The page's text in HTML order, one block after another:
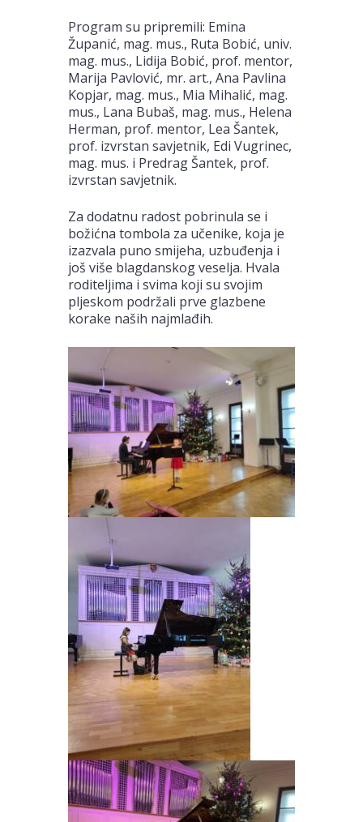
Program su pripremili: Emina
Županić, mag. mus., Ruta Bobić, univ.
mag. mus., Lidija Bobić, prof. mentor,
Marija Pavlović, mr. art., Ana Pavlina
Kopjar, mag. mus., Mia Mihalić, mag.
mus., Lana Bubaš, mag. mus., Helena
Herman, prof. mentor, Lea Šantek,
prof. izvrstan savjetnik, Edi Vugrinec,
mag. mus. i Predrag Šantek, prof.
izvrstan savjetnik.
Za dodatnu radost pobrinula se i
božićna tombola za učenike, koja je
izazvala puno smijeha, uzbuđenja i
još više blagdanskog veselja. Hvala
roditeljima i svima koji su svojim
pljeskom podržali prve glazbene
korake naših najmlađih.